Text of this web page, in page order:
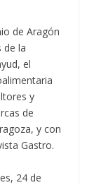
de Aragón
de la
el
y
de
y con
Gastro.
24 de